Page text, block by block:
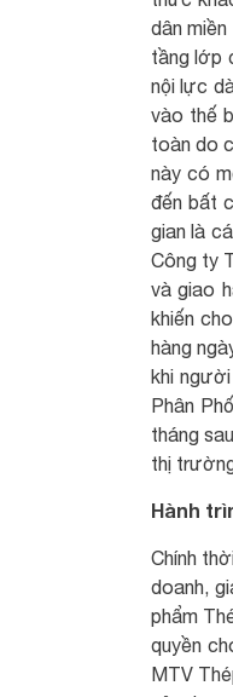
dân
tầng lớp
nội lực
vào thế
toàn do
này có
đến bất
gian là
Công ty
và giao
khiến
hàng
khi
Phân
tháng
thị
Hành
Chính
doanh,
phẩm
quyền
MTV